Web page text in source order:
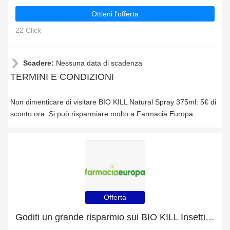
Ottieni l'offerta
22 Click
Scadere: Nessuna data di scadenza
TERMINI E CONDIZIONI
Non dimenticare di visitare BIO KILL Natural Spray 375ml: 5€ di
sconto ora. Si può risparmiare molto a Farmacia Europa
Offerta
Goditi un grande risparmio sui BIO KILL Insetticida 1000ml, oltre il 10% di sconto